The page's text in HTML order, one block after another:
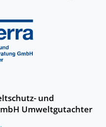
und
Umweltgutachter